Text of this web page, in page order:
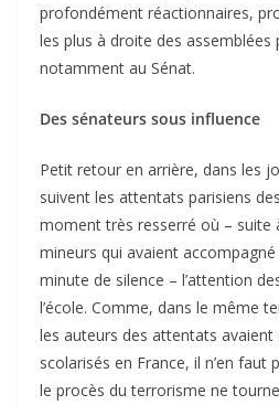
profondément réactionnaires,
les plus à droite des assemblées
notamment au Sénat.
Des sénateurs sous influence
Petit retour en arrière, dans les
suivent les attentats parisiens
moment très resserré où – suite
mineurs qui avaient
minute de silence – l’attention
l’école. Comme, dans le même
les auteurs des attentats
scolarisés en France, il n’en faut
le procès du terrorisme ne